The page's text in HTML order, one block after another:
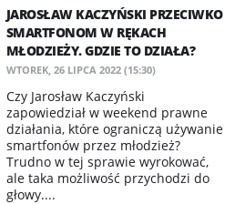
JAROSŁAW KACZYŃSKI PRZECIWKO
SMARTFONOM W RĘKACH
MŁODZIEŻY. GDZIE TO DZIAŁA?
WTOREK, 26 LIPCA 2022 (15:30)
Czy Jarosław Kaczyński
zapowiedział w weekend prawne
działania, które ograniczą używanie
smartfonów przez młodzież?
Trudno w tej sprawie wyrokować,
ale taka możliwość przychodzi do
głowy....